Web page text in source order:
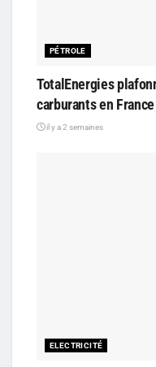
PÉTROLE
TotalEnergies
carburants en France
il y a 2 semaines
ELECTRICITÉ